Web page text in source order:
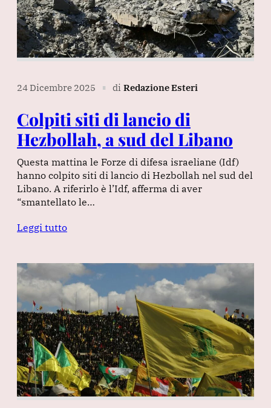
24 Dicembre 2025 ∎ di Redazione Esteri
Colpiti siti di lancio di
Hezbollah, a sud del Libano
Questa mattina le Forze di difesa israeliane (Idf)
hanno colpito siti di lancio di Hezbollah nel sud del
Libano. A riferirlo è l’Idf, afferma di aver
“smantellato le…
Leggi tutto